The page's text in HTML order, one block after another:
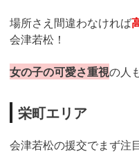
場所さえ間違わなければ
会津若松！
女の子の可愛さ重視の人
栄町エリア
会津若松の援交でまず注